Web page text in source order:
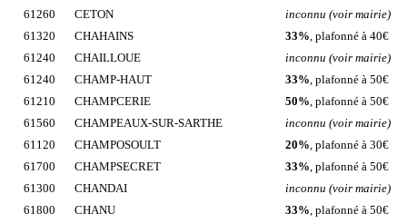
61260
CETON
inconnu (voir mairie)
61320
CHAHAINS 33% , plafonné à 40€
61240
CHAILLOUE
inconnu (voir mairie)
61240
CHAMP-HAUT 33% , plafonné à 50€
61210
CHAMPCERIE 50% , plafonné à 50€
61560
CHAMPEAUX-SUR-SARTHE
inconnu (voir mairie)
61120
CHAMPOSOULT 20% , plafonné à 30€
61700
CHAMPSECRET 33% , plafonné à 50€
61300
CHANDAI
inconnu (voir mairie)
61800
CHANU 33% , plafonné à 50€